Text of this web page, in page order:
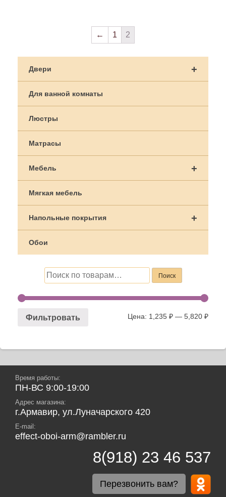
+
Двери
Для ванной комнаты
Люстры
Матрасы
+
Мебель
Мягкая мебель
+
Напольные покрытия
Обои
Искать: Поиск
Фильтровать Цена: 1,235 ₽ — 5,820 ₽
← 1 2
Время работы:
ПН-ВС 9:00-19:00
Адрес магазина:
г.Армавир, ул.Луначарского 420
E-mail:
effect-oboi-arm@rambler.ru
8(918) 23 46 537
Перезвонить вам?